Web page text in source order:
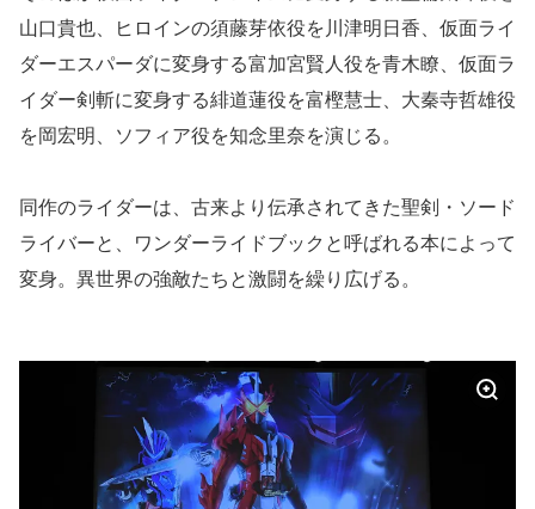
山口貴也、ヒロインの須藤芽依役を川津明日香、仮面ライ
ダーエスパーダに変身する富加宮賢人役を青木瞭、仮面ラ
イダー剣斬に変身する緋道蓮役を富樫慧士、大秦寺哲雄役
を岡宏明、ソフィア役を知念里奈を演じる。
同作のライダーは、古来より伝承されてきた聖剣・ソード
ライバーと、ワンダーライドブックと呼ばれる本によって
変身。異世界の強敵たちと激闘を繰り広げる。